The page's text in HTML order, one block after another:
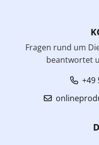
Fragen rund um
beantwortet
+49